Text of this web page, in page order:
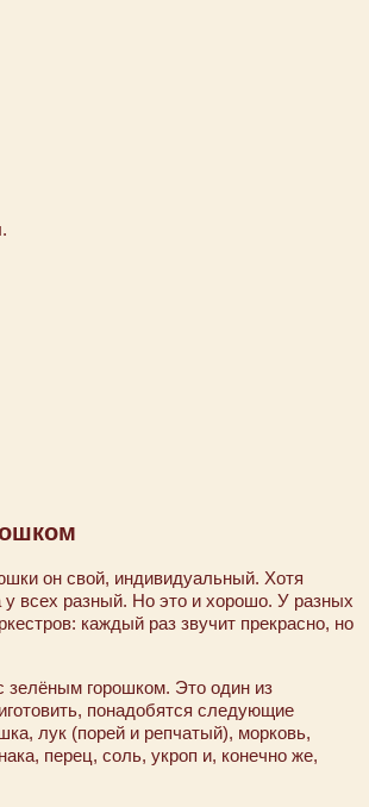
он свой, индивидуальный. Хотя
всех разный. Но это и хорошо. У разных
каждый раз звучит прекрасно, но
горошком. Это один из
понадобятся следующие
лук (порей и репчатый), морковь,
перец, соль, укроп и, конечно же,